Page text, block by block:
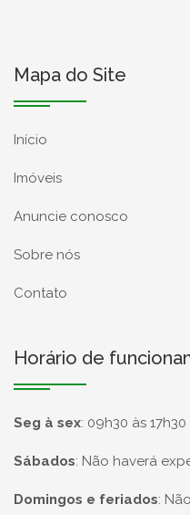
Mapa do Site
Início
Imóveis
Anuncie conosco
Sobre nós
Contato
Horário de
Seg à sex: 09h30 às 17h30
Sábados: Não haverá
Domingos e feriados: